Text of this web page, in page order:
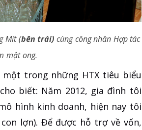
Mít (bên trái) cùng công nhân Hợp tác
mật ong.
một trong những HTX tiêu biểu
biết: Năm 2012, gia đình tôi
hình kinh doanh, hiện nay tôi
lợn). Để được hỗ trợ về vốn,